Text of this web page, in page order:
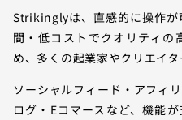
Strikinglyは、直感的に操作が
間・低コストでクオリティの
め、多くの起業家やクリエイタ
ソーシャルフィード・アフィ
ログ・Eコマースなど、機能